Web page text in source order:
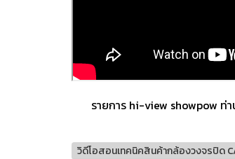
รายการ hi-view showpow ท่าน
วิดีโอสอนเทคนิคสินค้ากล้องวงจรปิด